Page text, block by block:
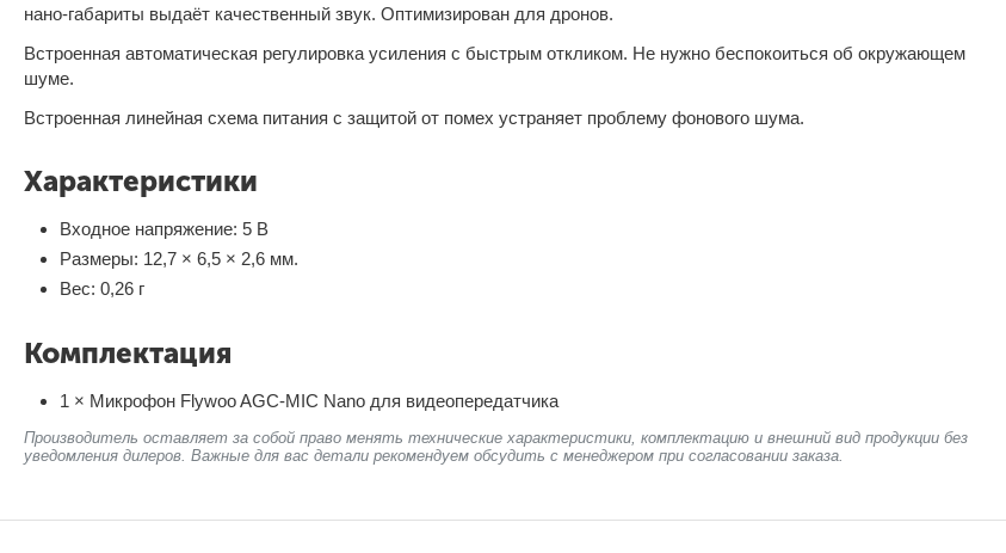
нано-габариты выдаёт качественный звук. Оптимизирован для дронов.
Встроенная автоматическая регулировка усиления с быстрым откликом. Не нужно беспокоиться об окружающем
шуме.
Встроенная линейная схема питания с защитой от помех устраняет проблему фонового шума.
Характеристики
Входное напряжение: 5 В
Размеры: 12,7 × 6,5 × 2,6 мм.
Вес: 0,26 г
Комплектация
1 × Микрофон Flywoo AGC-MIC Nano для видеопередатчика
Производитель оставляет за собой право менять технические характеристики, комплектацию и внешний вид продукции без
уведомления дилеров. Важные для вас детали рекомендуем обсудить с менеджером при согласовании заказа.